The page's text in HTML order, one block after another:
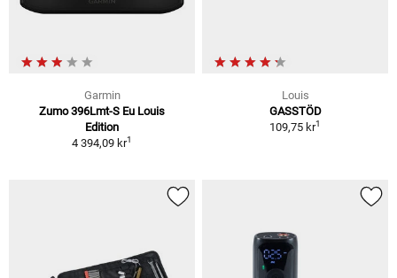
Garmin
Zumo 396Lmt-S Eu Louis
Edition
4 394,09 kr1
Louis
GASSTÖD
109,75 kr1